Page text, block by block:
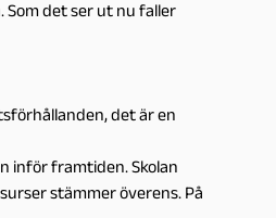
Som det ser ut nu faller
det är en
inför framtiden. Skolan
stämmer överens. På